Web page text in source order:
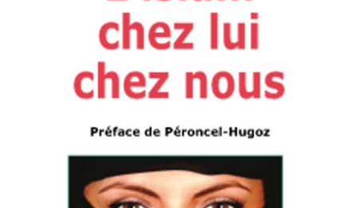
Listes d’Envies
Livres de Peter Randa
Livres de Philippe Randa